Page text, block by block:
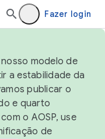
Fazer login
modelo de
a estabilidade da
publicar o
e quarto
o AOSP, use
de